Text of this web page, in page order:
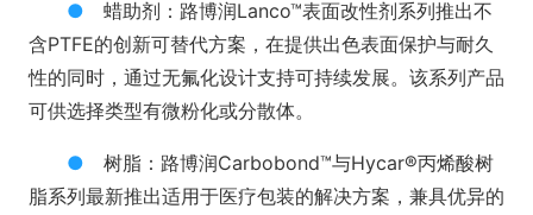
● 蜡助剂：路博润Lanco™表面改性剂系列推出不
含PTFE的创新可替代方案，在提供出色表面保护与耐久
性的同时，通过无氟化设计支持可持续发展。该系列产品
可供选择类型有微粉化或分散体。
● 树脂：路博润Carbobond™与Hycar®丙烯酸树
脂系列最新推出适用于医疗包装的解决方案，兼具优异的